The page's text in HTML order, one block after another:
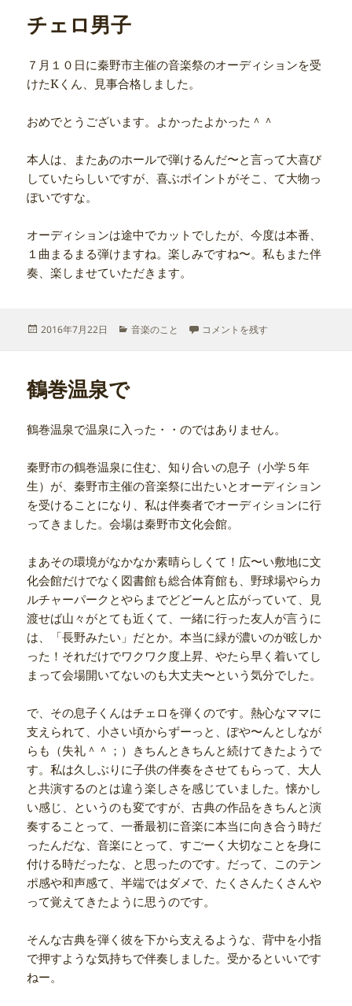
ー
チェロ男子
７月１０日に秦野市主催の音楽祭のオーディションを受
けたKくん、見事合格しました。
おめでとうございます。よかったよかった＾＾
本人は、またあのホールで弾けるんだ〜と言って大喜び
していたらしいですが、喜ぶポイントがそこ、て大物っ
ぽいですな。
オーディションは途中でカットでしたが、今度は本番、
１曲まるまる弾けますね。楽しみですね〜。私もまた伴
奏、楽しませていただきます。
投
2016年7月22日
カ
音楽のこと チェロ男子 に
コメントを残す
鶴巻温泉で
鶴巻温泉で温泉に入った・・のではありません。
秦野市の鶴巻温泉に住む、知り合いの息子（小学５年
生）が、秦野市主催の音楽祭に出たいとオーディション
を受けることになり、私は伴奏者でオーディションに行
ってきました。会場は秦野市文化会館。
まあその環境がなかなか素晴らしくて！広〜い敷地に文
化会館だけでなく図書館も総合体育館も、野球場やらカ
ルチャーパークとやらまでどどーんと広がっていて、見
渡せば山々がとても近くて、一緒に行った友人が言うに
は、「長野みたい」だとか。本当に緑が濃いのが眩しか
った！それだけでワクワク度上昇、やたら早く着いてし
まって会場開いてないのも大丈夫〜という気分でした。
で、その息子くんはチェロを弾くのです。熱心なママに
支えられて、小さい頃からずーっと、ぽや〜んとしなが
らも（失礼＾＾；）きちんときちんと続けてきたようで
す。私は久しぶりに子供の伴奏をさせてもらって、大人
と共演するのとは違う楽しさを感じていました。懐かし
い感じ、というのも変ですが、古典の作品をきちんと演
奏することって、一番最初に音楽に本当に向き合う時だ
ったんだな、音楽にとって、すごーく大切なことを身に
付ける時だったな、と思ったのです。だって、このテン
ポ感や和声感て、半端ではダメで、たくさんたくさんや
って覚えてきたように思うのです。
そんな古典を弾く彼を下から支えるような、背中を小指
で押すような気持ちで伴奏しました。受かるといいです
ねー。